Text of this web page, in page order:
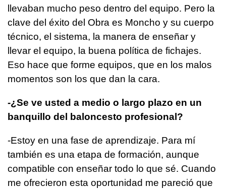
llevaban mucho peso dentro del equipo. Pero la
clave del éxito del Obra es Moncho y su cuerpo
técnico, el sistema, la manera de enseñar y
llevar el equipo, la buena política de fichajes.
Eso hace que forme equipos, que en los malos
momentos son los que dan la cara.
-¿Se ve usted a medio o largo plazo en un
banquillo del baloncesto profesional?
-Estoy en una fase de aprendizaje. Para mí
también es una etapa de formación, aunque
compatible con enseñar todo lo que sé. Cuando
me ofrecieron esta oportunidad me pareció que